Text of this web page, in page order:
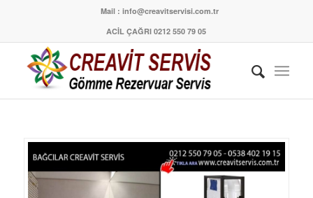
Mail : info@creavitservisi.com.tr
ACİL ÇAĞRI 0212 550 79 05